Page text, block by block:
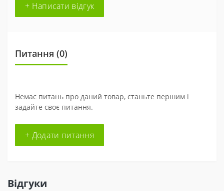
+ Написати відгук
Питання (0)
Немає питань про даний товар, станьте першим і
задайте своє питання.
+ Додати питання
Відгуки